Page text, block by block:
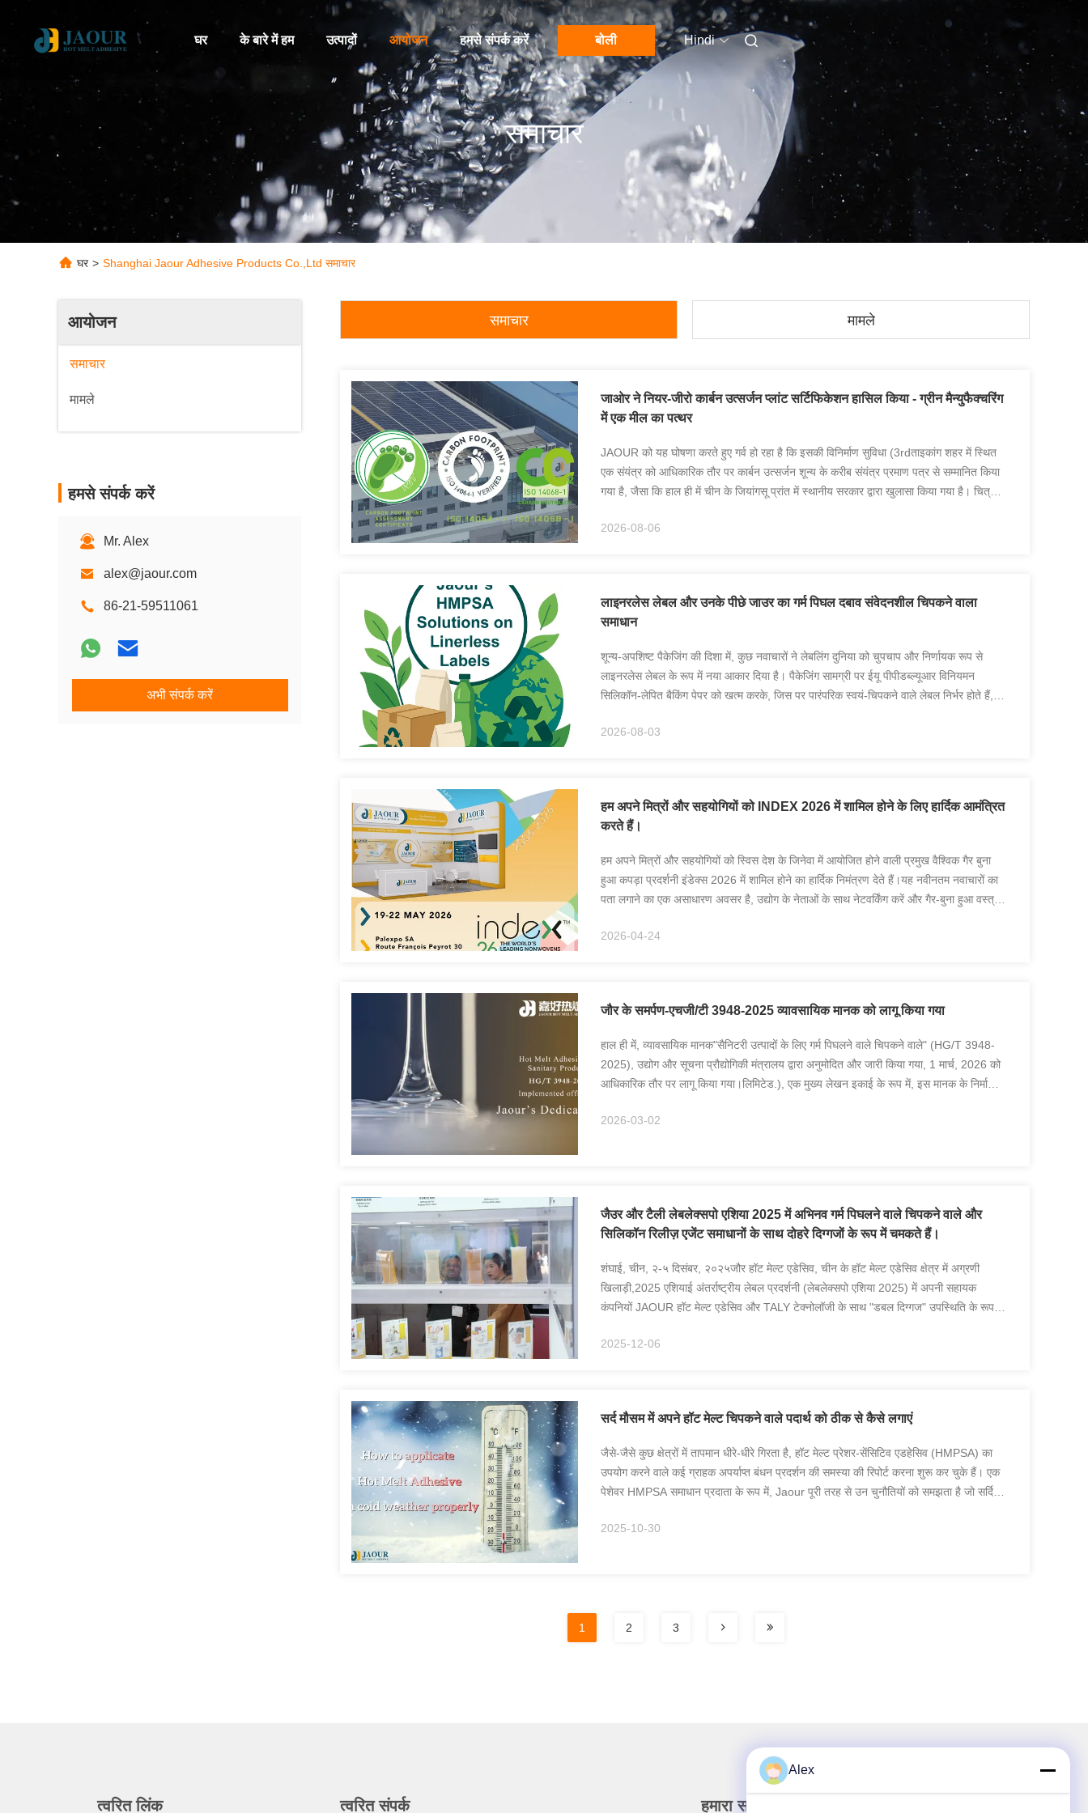
घर के बारे में हम उत्पादों आयोजन हमसे संपर्क करें बोली Hindi
समाचार
घर > Shanghai Jaour Adhesive Products Co.,Ltd समाचार
आयोजन
समाचार
मामले
हमसे संपर्क करें
Mr. Alex
alex@jaour.com
86-21-59511061
अभी संपर्क करें
समाचार मामले
जाओर ने नियर-जीरो कार्बन उत्सर्जन प्लांट सर्टिफिकेशन हासिल किया - ग्रीन मैन्युफैक्चरिंग
में एक मील का पत्थर
JAOUR को यह घोषणा करते हुए गर्व हो रहा है कि इसकी विनिर्माण सुविधा (3rdताइकांग शहर में स्थित
एक संयंत्र को आधिकारिक तौर पर कार्बन उत्सर्जन शून्य के करीब संयंत्र प्रमाण पत्र से सम्मानित किया
गया है, जैसा कि हाल ही में चीन के जियांगसू प्रांत में स्थानीय सरकार द्वारा खुलासा किया गया है। चित्र
2026-08-06
लाइनरलेस लेबल और उनके पीछे जाउर का गर्म पिघल दबाव संवेदनशील चिपकने वाला
समाधान
शून्य-अपशिष्ट पैकेजिंग की दिशा में, कुछ नवाचारों ने लेबलिंग दुनिया को चुपचाप और निर्णायक रूप से
लाइनरलेस लेबल के रूप में नया आकार दिया है। पैकेजिंग सामग्री पर ईयू पीपीडब्ल्यूआर विनियमन
सिलिकॉन-लेपित बैकिंग पेपर को खत्म करके, जिस पर पारंपरिक स्वयं-चिपकने वाले लेबल निर्भर होते हैं,
2026-08-03
हम अपने मित्रों और सहयोगियों को INDEX 2026 में शामिल होने के लिए हार्दिक आमंत्रित
करते हैं।
हम अपने मित्रों और सहयोगियों को स्विस देश के जिनेवा में आयोजित होने वाली प्रमुख वैश्विक गैर बुना
हुआ कपड़ा प्रदर्शनी इंडेक्स 2026 में शामिल होने का हार्दिक निमंत्रण देते हैं।यह नवीनतम नवाचारों का
पता लगाने का एक असाधारण अवसर है, उद्योग के नेताओं के साथ नेटवर्किंग करें और गैर-बुना हुआ वस्त्रों
2026-04-24
जौर के समर्पण-एचजी/टी 3948-2025 व्यावसायिक मानक को लागू किया गया
हाल ही में, व्यावसायिक मानक"सैनिटरी उत्पादों के लिए गर्म पिघलने वाले चिपकने वाले" (HG/T 3948-
2025), उद्योग और सूचना प्रौद्योगिकी मंत्रालय द्वारा अनुमोदित और जारी किया गया, 1 मार्च, 2026 को
आधिकारिक तौर पर लागू किया गया।लिमिटेड.), एक मुख्य लेखन इकाई के रूप में, इस मानक के निर्माण में
2026-03-02
जैउर और टैली लेबलेक्सपो एशिया 2025 में अभिनव गर्म पिघलने वाले चिपकने वाले और
सिलिकॉन रिलीज़ एजेंट समाधानों के साथ दोहरे दिग्गजों के रूप में चमकते हैं।
शंघाई, चीन, २-५ दिसंबर, २०२५जौर हॉट मेल्ट एडेसिव, चीन के हॉट मेल्ट एडेसिव क्षेत्र में अग्रणी
खिलाड़ी,2025 एशियाई अंतर्राष्ट्रीय लेबल प्रदर्शनी (लेबलेक्सपो एशिया 2025) में अपनी सहायक
कंपनियों JAOUR हॉट मेल्ट एडेसिव और TALY टेक्नोलॉजी के साथ "डबल दिग्गज" उपस्थिति के रूप में
2025-12-06
सर्द मौसम में अपने हॉट मेल्ट चिपकने वाले पदार्थ को ठीक से कैसे लगाएं
जैसे-जैसे कुछ क्षेत्रों में तापमान धीरे-धीरे गिरता है, हॉट मेल्ट प्रेशर-सेंसिटिव एडहेसिव (HMPSA) का
उपयोग करने वाले कई ग्राहक अपर्याप्त बंधन प्रदर्शन की समस्या की रिपोर्ट करना शुरू कर चुके हैं। एक
पेशेवर HMPSA समाधान प्रदाता के रूप में, Jaour पूरी तरह से उन चुनौतियों को समझता है जो सर्दियों
2025-10-30
1 2 3
त्वरित लिंक त्वरित संपर्क हमारा समाचार पत्र
Alex